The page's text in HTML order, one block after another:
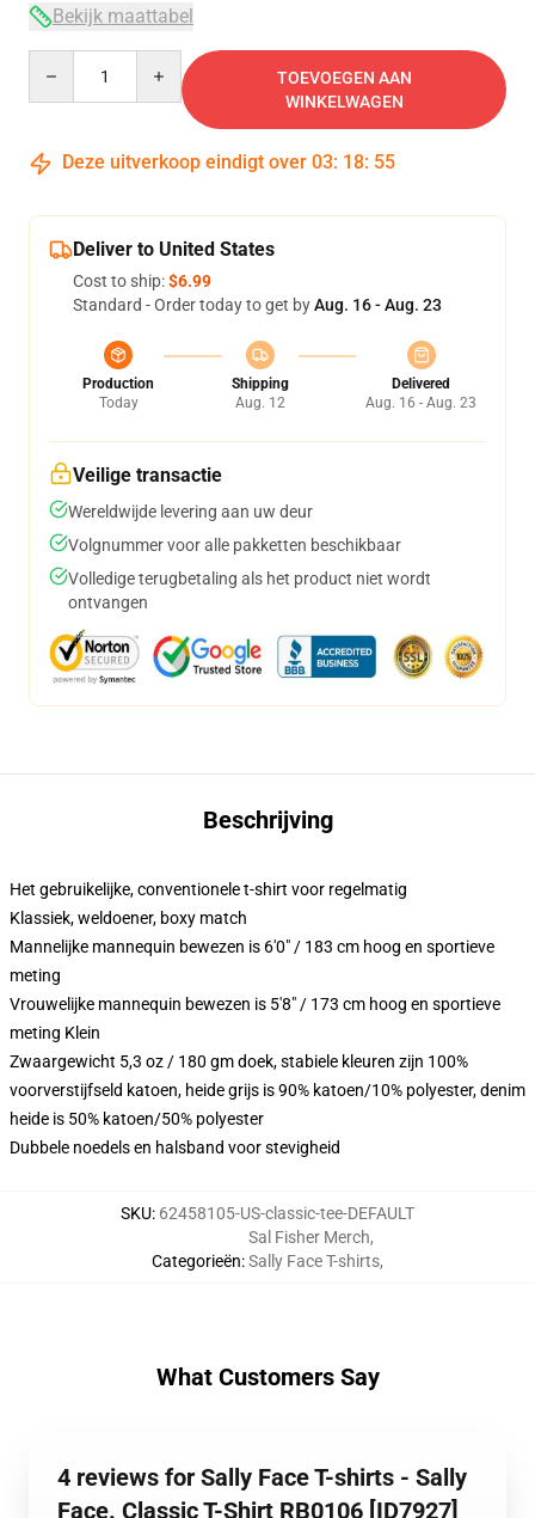
Bekijk maattabel
TOEVOEGEN AAN
WINKELWAGEN
Deze uitverkoop eindigt over 03: 18: 54
Deliver to United States
Cost to ship:$6.99
Standard - Order today to get byAug. 16 - Aug. 23
Production
Today
Shipping
Aug. 12
Delivered
Aug. 16 - Aug. 23
Veilige transactie
Wereldwijde levering aan uw deur
Volgnummer voor alle pakketten beschikbaar
Volledige terugbetaling als het product niet wordt
ontvangen
Beschrijving
Het gebruikelijke, conventionele t-shirt voor regelmatig
Klassiek, weldoener, boxy match
Mannelijke mannequin bewezen is 6'0" / 183 cm hoog en sportieve
meting
Vrouwelijke mannequin bewezen is 5'8" / 173 cm hoog en sportieve
meting Klein
Zwaargewicht 5,3 oz / 180 gm doek, stabiele kleuren zijn 100%
voorverstijfseld katoen, heide grijs is 90% katoen/10% polyester, denim
heide is 50% katoen/50% polyester
Dubbele noedels en halsband voor stevigheid
SKU: 62458105-US-classic-tee-DEFAULT
Categorieën:
Sal Fisher Merch,
Sally Face T-shirts,
What Customers Say
4 reviews for Sally Face T-shirts - Sally
Face. Classic T-Shirt RB0106 [ID7927]